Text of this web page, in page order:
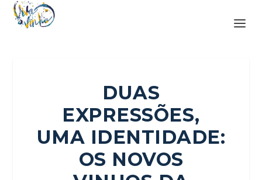
DUAS
EXPRESSÕES,
UMA IDENTIDADE:
OS NOVOS